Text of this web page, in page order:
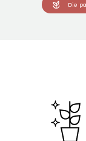
Die